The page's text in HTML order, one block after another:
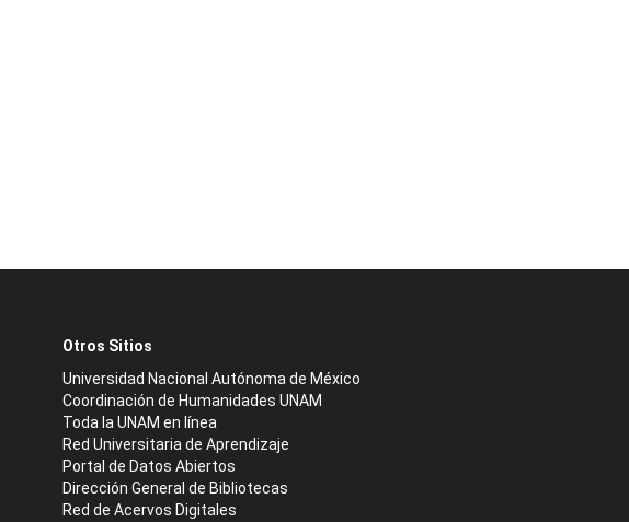
Otros Sitios
Universidad Nacional Autónoma de México
Coordinación de Humanidades UNAM
Toda la UNAM en línea
Red Universitaria de Aprendizaje
Portal de Datos Abiertos
Dirección General de Bibliotecas
Red de Acervos Digitales